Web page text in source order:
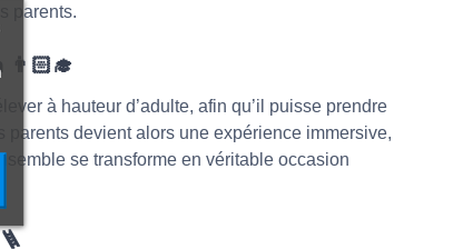
parents.
👨🏻
à hauteur d’adulte, afin qu’il puisse prendre
devient alors une expérience immersive,
se transforme en véritable occasion
🪜